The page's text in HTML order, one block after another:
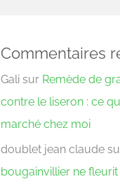
Commentaires
Gali sur Remède de
contre le liseron : ce
marché chez moi
doublet jean claude
bougainvillier ne